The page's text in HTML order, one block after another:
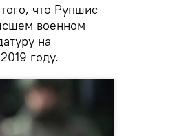
что Рупшис
военном
на
году.